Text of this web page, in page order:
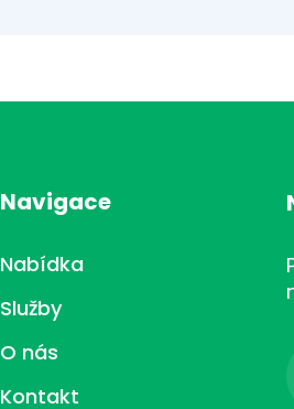
Navigace
Nabídka
Služby
O nás
Kontakt